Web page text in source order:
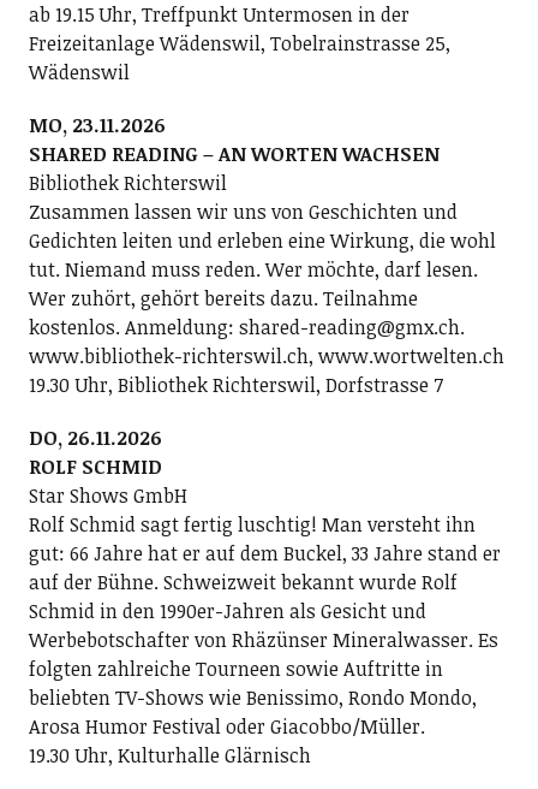
ab 19.15 Uhr, Treffpunkt Untermosen in der
Freizeitanlage Wädenswil, Tobelrainstrasse 25,
Wädenswil
MO, 23.11.2026
SHARED READING – AN WORTEN WACHSEN
Bibliothek Richterswil
Zusammen lassen wir uns von Geschichten und
Gedichten leiten und erleben eine Wirkung, die wohl
tut. Niemand muss reden. Wer möchte, darf lesen.
Wer zuhört, gehört bereits dazu. Teilnahme
kostenlos. Anmeldung: shared-reading@gmx.ch.
www.bibliothek-richterswil.ch, www.wortwelten.ch
19.30 Uhr, Bibliothek Richterswil, Dorfstrasse 7
DO, 26.11.2026
ROLF SCHMID
Star Shows GmbH
Rolf Schmid sagt fertig luschtig! Man versteht ihn
gut: 66 Jahre hat er auf dem Buckel, 33 Jahre stand er
auf der Bühne. Schweizweit bekannt wurde Rolf
Schmid in den 1990er-Jahren als Gesicht und
Werbebotschafter von Rhäzünser Mineralwasser. Es
folgten zahlreiche Tourneen sowie Auftritte in
beliebten TV-Shows wie Benissimo, Rondo Mondo,
Arosa Humor Festival oder Giacobbo/Müller.
19.30 Uhr, Kulturhalle Glärnisch